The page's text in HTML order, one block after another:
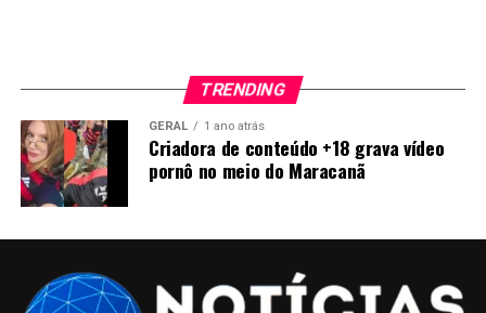
TRENDING
GERAL 1 ano atrás
Criadora de conteúdo +18 grava vídeo
pornô no meio do Maracanã